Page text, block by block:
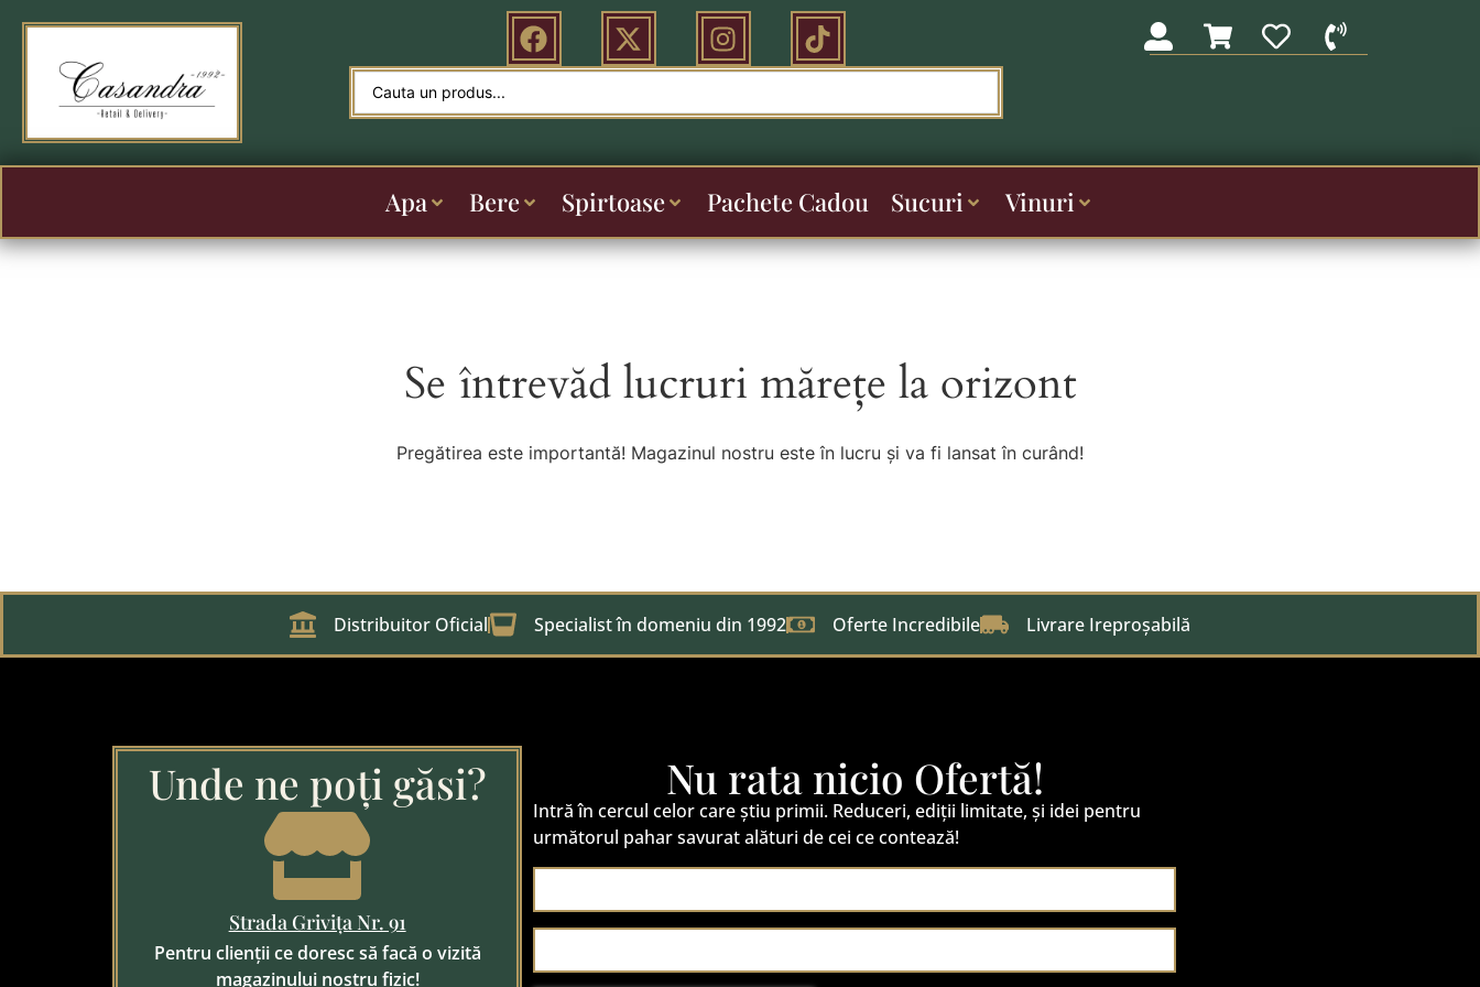
Apa Bere Spirtoase Pachete Cadou Sucuri Vinuri
Se întrevăd lucruri mărețe la orizont
Pregătirea este importantă! Magazinul nostru este în lucru și va fi lansat în curând!
Distribuitor Oficial Specialist în domeniu din 1992 Oferte Incredibile Livrare Ireproșabilă
Unde ne poți găsi?
Strada Grivița Nr. 91
Pentru clienții ce doresc să facă o vizită
magazinului nostru fizic!
Nu rata nicio Ofertă!
Intră în cercul celor care știu primii. Reduceri, ediții limitate, și idei pentru
următorul pahar savurat alături de cei ce contează!